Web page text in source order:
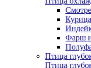
Курица
Фарш
Птица
Птица